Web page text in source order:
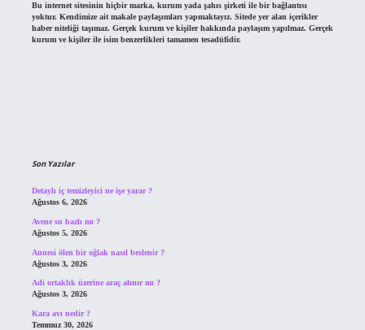
Bu internet sitesinin hiçbir marka, kurum yada şahıs şirketi ile bir bağlantısı
yoktur. Kendimize ait makale paylaşımları yapmaktayız. Sitede yer alan içerikler
haber niteliği taşımaz. Gerçek kurum ve kişiler hakkında paylaşım yapılmaz. Gerçek
kurum ve kişiler ile isim benzerlikleri tamamen tesadüfidir.
Son Yazılar
Detaylı iç temizleyici ne işe yarar ?
Ağustos 6, 2026
Avene su bazlı mı ?
Ağustos 5, 2026
Annesi ölen bir oğlak nasıl beslenir ?
Ağustos 3, 2026
Adi ortaklık üzerine araç alınır mı ?
Ağustos 3, 2026
Kara avı nedir ?
Temmuz 30, 2026